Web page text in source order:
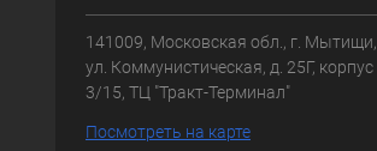
141009, Московская обл., г. Мытищи,
ул. Коммунистическая, д. 25Г, корпус
3/15, ТЦ "Тракт-Терминал"
Посмотреть на карте